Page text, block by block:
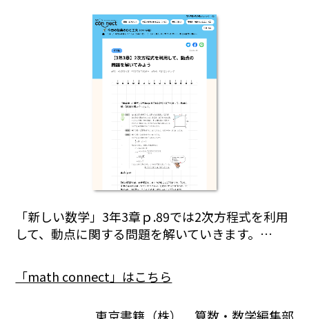
「新しい数学」3年3章ｐ.89では2次方程式を利用
して、動点に関する問題を解いていきます。…
「math connect」はこちら
東京書籍（株） 算数・数学編集部